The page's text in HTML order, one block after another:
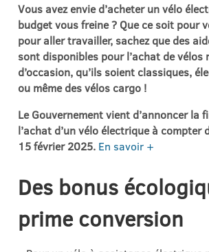
Vous avez envie d’acheter un vélo
budget vous freine ? Que ce soit pour
pour aller travailler, sachez que des
sont disponibles pour l’achat de vélos
d’occasion, qu’ils soient classiques,
ou même des vélos cargo !
Le Gouvernement vient d’annoncer la
l’achat d’un vélo électrique à compter
15 février 2025. En savoir +
Des bonus
prime conversion